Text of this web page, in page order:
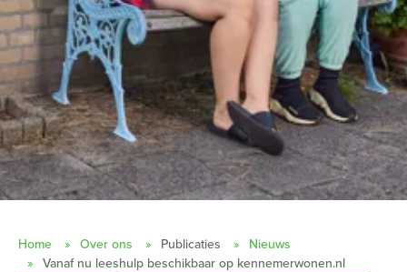
Home Over ons Publicaties
Nieuws
Vanaf nu leeshulp beschikbaar op kennemerwonen.nl